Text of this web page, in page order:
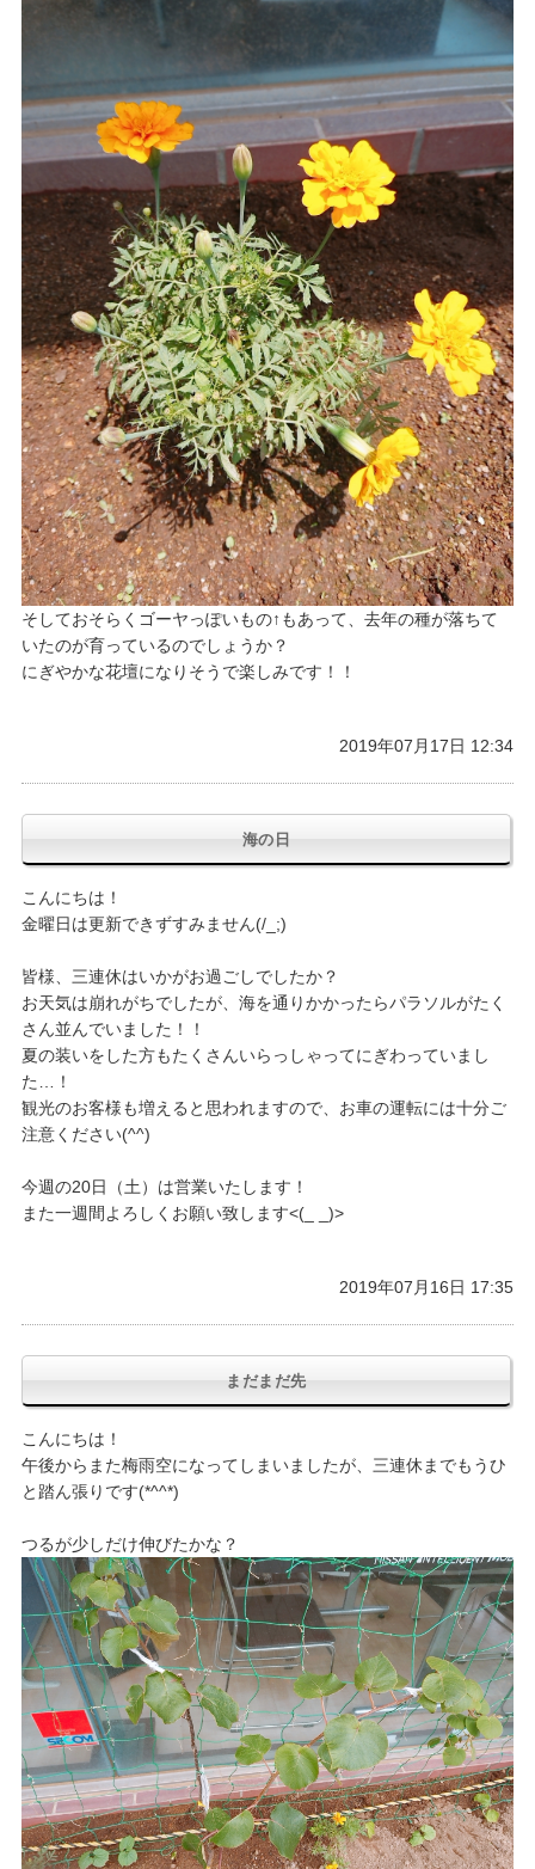
そしておそらくゴーヤっぽいもの↑もあって、去年の種が落ちて
いたのが育っているのでしょうか？
にぎやかな花壇になりそうで楽しみです！！
2019年07月17日 12:34
海の日
こんにちは！
金曜日は更新できずすみません(/_;)
皆様、三連休はいかがお過ごしでしたか？
お天気は崩れがちでしたが、海を通りかかったらパラソルがたく
さん並んでいました！！
夏の装いをした方もたくさんいらっしゃってにぎわっていまし
た…！
観光のお客様も増えると思われますので、お車の運転には十分ご
注意ください(^^)
今週の20日（土）は営業いたします！
また一週間よろしくお願い致します<(_ _)>
2019年07月16日 17:35
まだまだ先
こんにちは！
午後からまた梅雨空になってしまいましたが、三連休までもうひ
と踏ん張りです(*^^*)
つるが少しだけ伸びたかな？